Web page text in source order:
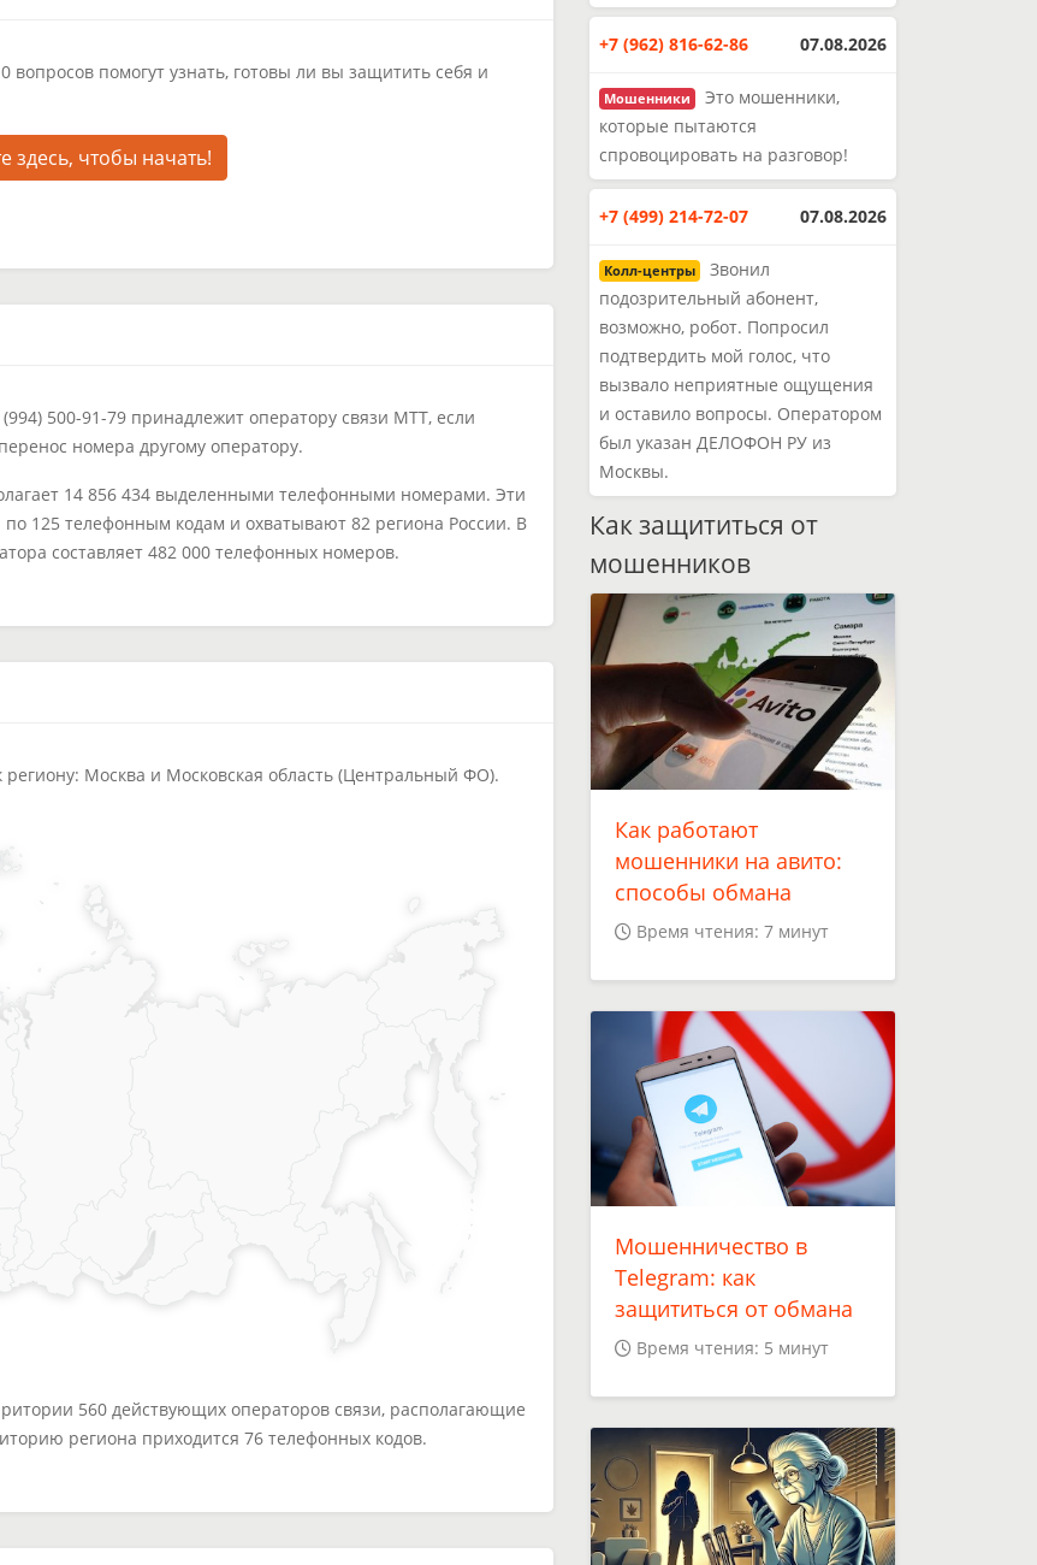
вопросов помогут узнать, готовы ли вы защитить себя и
здесь, чтобы начать!
500-91-79 принадлежит оператору связи МТТ, если
номера другому оператору.
14 856 434 выделенными телефонными номерами. Эти
125 телефонным кодам и охватывают 82 региона России. В
составляет 482 000 телефонных номеров.
Москва и Московская область (Центральный ФО).
560 действующих операторов связи, располагающие
региона приходится 76 телефонных кодов.
+7 (962) 816-62-86 07.08.2026
Мошенники
Это мошенники,
которые пытаются
спровоцировать на разговор!
+7 (499) 214-72-07 07.08.2026
Колл-центры
Звонил
подозрительный абонент,
возможно, робот. Попросил
подтвердить мой голос, что
вызвало неприятные ощущения
и оставило вопросы. Оператором
был указан ДЕЛОФОН РУ из
Москвы.
Как защититься от
мошенников
Как работают
мошенники на авито:
способы обмана
Время чтения: 7 минут
Мошенничество в
Telegram: как
защититься от обмана
Время чтения: 5 минут